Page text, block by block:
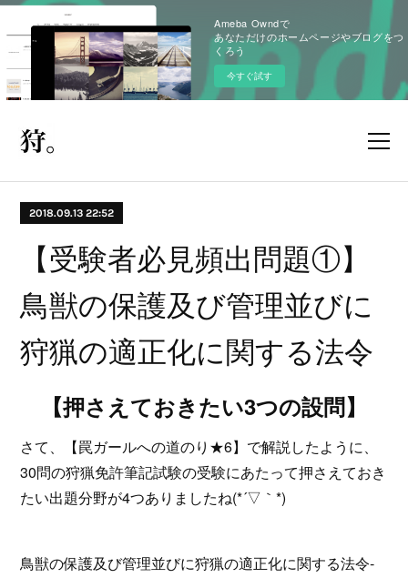
Ameba Owndで
あなただけのホームページやブログをつ
くろう
今すぐ試す
2018.09.13 22:52
【受験者必見頻出問題①】
鳥獣の保護及び管理並びに
狩猟の適正化に関する法令
【押さえておきたい3つの設問】
さて、【罠ガールへの道のり★6】で解説したように、
30問の狩猟免許筆記試験の受験にあたって押さえておき
たい出題分野が4つありましたね(*´▽｀*)
鳥獣の保護及び管理並びに狩猟の適正化に関する法令‐